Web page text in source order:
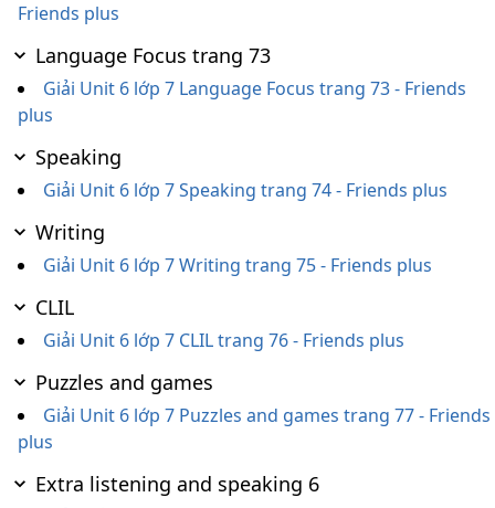
Friends plus
Language Focus trang 73
Giải Unit 6 lớp 7 Language Focus trang 73 - Friends
plus
Speaking
Giải Unit 6 lớp 7 Speaking trang 74 - Friends plus
Writing
Giải Unit 6 lớp 7 Writing trang 75 - Friends plus
CLIL
Giải Unit 6 lớp 7 CLIL trang 76 - Friends plus
Puzzles and games
Giải Unit 6 lớp 7 Puzzles and games trang 77 - Friends
plus
Extra listening and speaking 6